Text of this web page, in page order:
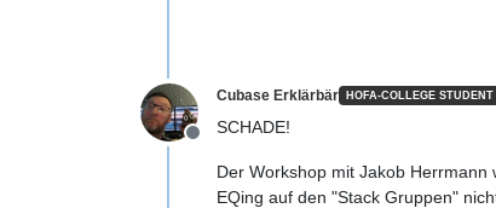
Offline
Cubase Erklärbär HOFA-COLLEGE STUDENT
SCHADE!
Der Workshop mit Jakob
EQing auf den "Stack Gruppen"